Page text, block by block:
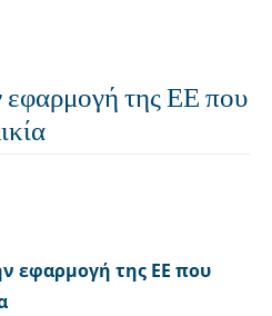
εφαρμογή της ΕΕ που
εφαρμογή της ΕΕ που